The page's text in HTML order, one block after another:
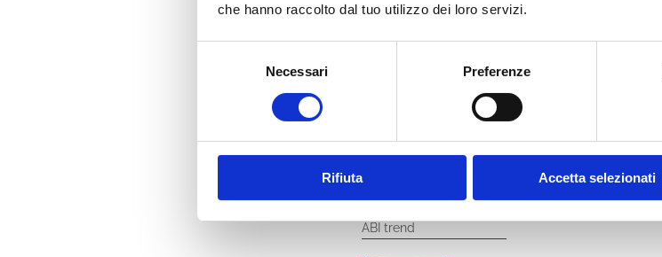
che hanno raccolto dal tuo utilizzo dei loro servizi.
Necessari Preferenze
Rifiuta Accetta selezionati
natura creditizia, la Metodologia consente di realizzare
Ti potrebbe interessare anche
ABI trend